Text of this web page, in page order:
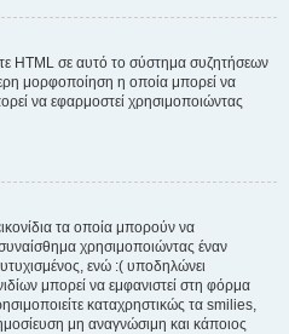
HTML σε αυτό το σύστημα συζητήσεων
μορφοποίηση η οποία μπορεί να
να εφαρμοστεί χρησιμοποιώντας
τα οποία μπορούν να
χρησιμοποιώντας έναν
ενώ :( υποδηλώνει
μπορεί να εμφανιστεί στη φόρμα
καταχρηστικώς τα smilies,
μη αναγνώσιμη και κάποιος